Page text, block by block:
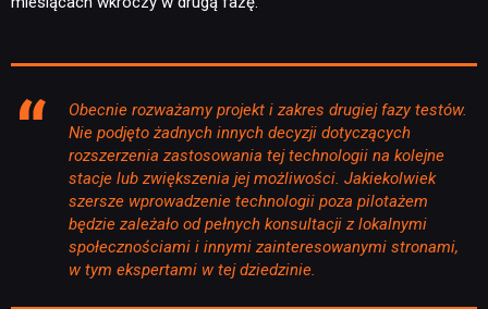
Obecnie rozważamy projekt i zakres drugiej fazy testów.
Nie podjęto żadnych innych decyzji dotyczących
rozszerzenia zastosowania tej technologii na kolejne
stacje lub zwiększenia jej możliwości. Jakiekolwiek
szersze wprowadzenie technologii poza pilotażem
będzie zależało od pełnych konsultacji z lokalnymi
społecznościami i innymi zainteresowanymi stronami,
w tym ekspertami w tej dziedzinie.